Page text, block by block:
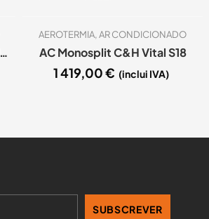
AC Toyotomi UMI ECO UTN/UTG-24AP
AEROTERMIA, AR CONDICIONADO
AC Monosplit C&H Vital S18
1 419,00€ (inclui IVA)
SUBSCREVER